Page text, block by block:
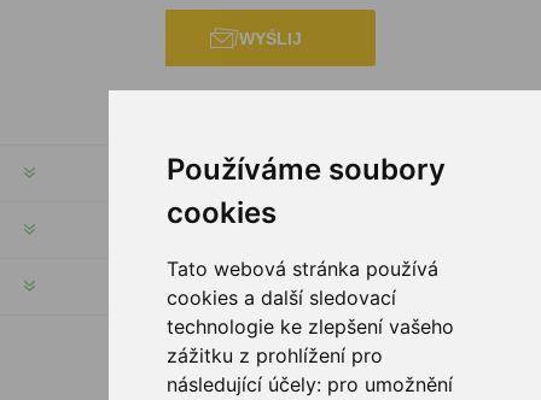
Používáme soubory
cookies
Tato webová stránka používá
cookies a další sledovací
technologie ke zlepšení vašeho
zážitku z prohlížení pro
následující účely: pro umožnění
WYŚLIJ
INFORMACJE
MOJE KONTO
SERWIS KLIENTA
PODĄŻAJ ZA NAMI